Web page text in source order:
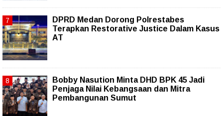
DPRD Medan Dorong Polrestabes
Terapkan Restorative Justice Dalam Kasus
AT
Bobby Nasution Minta DHD BPK 45 Jadi
Penjaga Nilai Kebangsaan dan Mitra
Pembangunan Sumut